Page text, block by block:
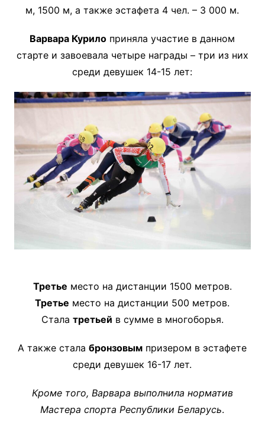
м, 1500 м, а также эстафета 4 чел. – 3 000 м.
Варвара Курило приняла участие в данном
старте и завоевала четыре награды – три из них
среди девушек 14-15 лет:
Третье место на дистанции 1500 метров.
Третье место на дистанции 500 метров.
Стала третьей в сумме в многоборья.
А также сталабронзовым призером в эстафете
среди девушек 16-17 лет.
Кроме того, Варвара выполнила норматив
Мастера спорта Республики Беларусь.